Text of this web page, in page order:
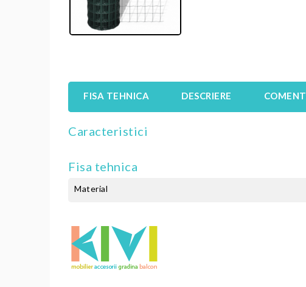
FISA TEHNICA DESCRIERE
Caracteristici
Fisa tehnica
Material